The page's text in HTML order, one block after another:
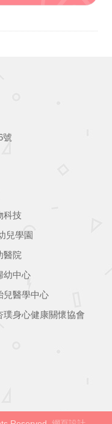
號
科技
兒學園
醫院
幼中心
兒醫學中心
璞身心健康關懷協會